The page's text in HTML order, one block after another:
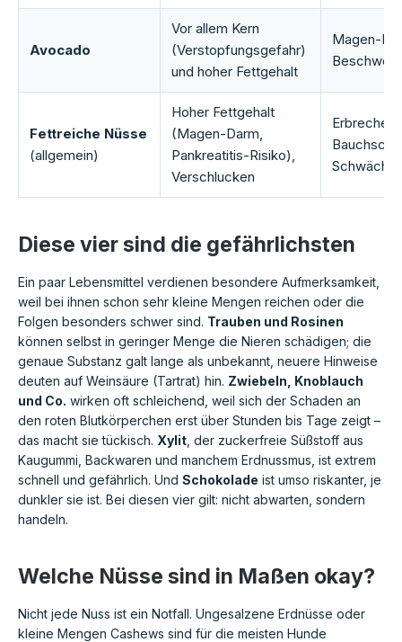
Avocado
Vor allem Kern
(Verstopfungsgefahr)
und hoher Fettgehalt
Magen-
Fettreiche Nüsse
(allgemein)
Hoher Fettgehalt
(Magen-Darm,
Pankreatitis-Risiko),
Verschlucken
Erbrechen,
Schwäche
Diese vier sind die gefährlichsten
Ein paar Lebensmittel verdienen besondere Aufmerksamkeit,
weil bei ihnen schon sehr kleine Mengen reichen oder die
Folgen besonders schwer sind. Trauben und Rosinen
können selbst in geringer Menge die Nieren schädigen; die
genaue Substanz galt lange als unbekannt, neuere Hinweise
deuten auf Weinsäure (Tartrat) hin. Zwiebeln, Knoblauch
und Co. wirken oft schleichend, weil sich der Schaden an
den roten Blutkörperchen erst über Stunden bis Tage zeigt –
das macht sie tückisch. Xylit , der zuckerfreie Süßstoff aus
Kaugummi, Backwaren und manchem Erdnussmus, ist extrem
schnell und gefährlich. Und Schokolade ist umso riskanter, je
dunkler sie ist. Bei diesen vier gilt: nicht abwarten, sondern
handeln.
Welche Nüsse sind in Maßen okay?
Nicht jede Nuss ist ein Notfall. Ungesalzene Erdnüsse oder
kleine Mengen Cashews sind für die meisten Hunde